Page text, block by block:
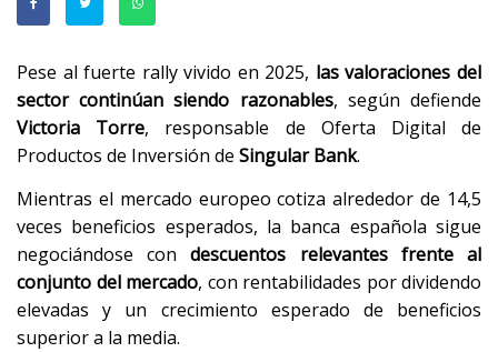
Pese al fuerte rally vivido en 2025, las valoraciones del
sector continúan siendo razonables, según defiende
Victoria Torre, responsable de Oferta Digital de
Productos de Inversión de Singular Bank.
Mientras el mercado europeo cotiza alrededor de 14,5
veces beneficios esperados, la banca española sigue
negociándose condescuentos relevantes frente al
conjunto del mercado, con rentabilidades por dividendo
elevadas y un crecimiento esperado de beneficios
superior a la media.